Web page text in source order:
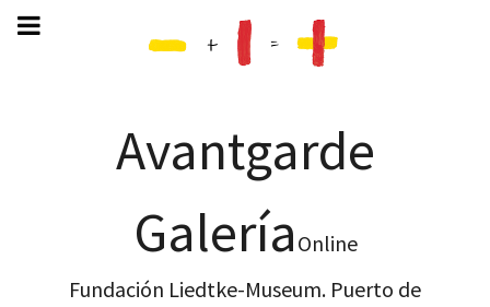
Avantgarde
Galería Online
Fundación Liedtke-Museum. Puerto de